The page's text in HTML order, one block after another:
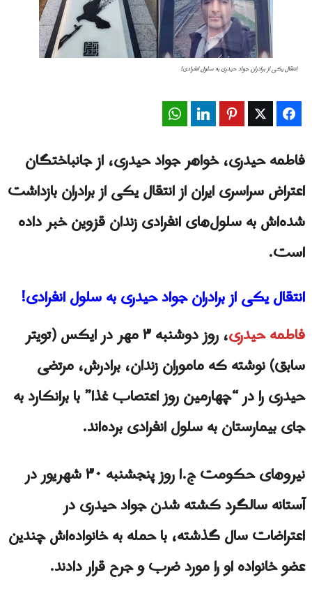
انتقال يكى از برادران جواد حیدری به سلول انفرادی!
Facebook
Twitter
Pinterest
LinkedIn
فاطمه حیدری، خواهر جواد حیدری، از جانباختگان
اعتراض سراسری ایران از انتقال یکی از برادران بازداشت
شده‌اش به سلول‌های انفرادی زندان قزوین خبر داده
است.
انتقال یکی از برادران جواد حیدری به سلول انفرادی!
فاطمه حیدری
، روز دوشنبه ۳ مهر در ایکس (تویتر
سابق) نوشته که ماموران زندان، برادرش، مرتضی
حیدری را در “چهارمین روز اعتصاب غذا” با برانکارد به
جای بیمارستان به سلول انفرادی برده‌اند.
نیروهای حکومت ج.ا روز پنجشنبه ۳۰ شهریور در
آستانه سالگرد کشته‌ شدن جواد حیدری در
اعتراضات سال گذشته، با حمله به خانواده‌اش چندین
عضو خانواده او را مورد ضرب و جرح قرار دادند.